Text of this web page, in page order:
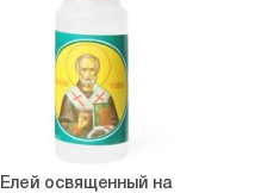
Елей освященный на